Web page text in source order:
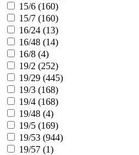
15/6 (160)
15/7 (160)
16/24 (13)
16/48 (14)
16/8 (4)
19/2 (252)
19/29 (445)
19/3 (168)
19/4 (168)
19/48 (4)
19/5 (169)
19/53 (944)
19/57 (1)